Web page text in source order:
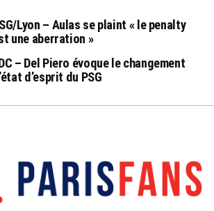
Lyon – Aulas se plaint « le penalty
une aberration »
– Del Piero évoque le changement
d’esprit du PSG